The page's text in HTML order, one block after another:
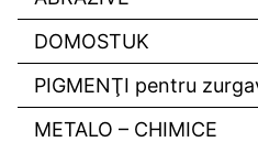
DOMOSTUK
PIGMENŢI pentru
METALO – CHIMICE